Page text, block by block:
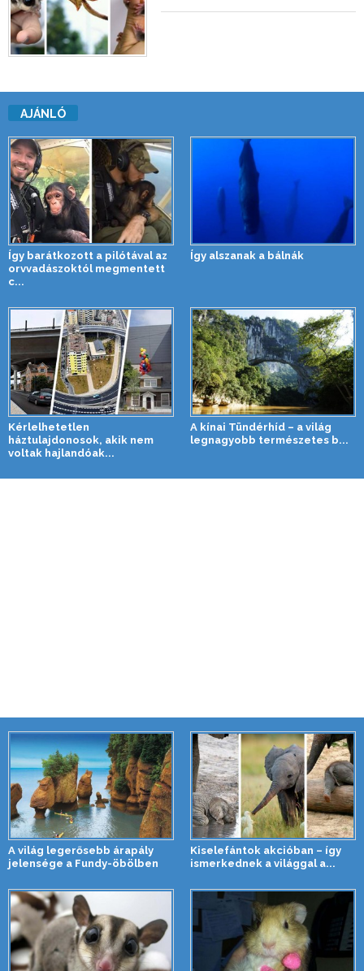
AJÁNLÓ
Így barátkozott a pilótával az
orvvadászoktól megmentett
c...
Így alszanak a bálnák
Kérlelhetetlen
háztulajdonosok, akik nem
voltak hajlandóak...
A kínai Tündérhíd – a világ
legnagyobb természetes b...
A világ legerősebb árapály
jelensége a Fundy-öbölben
Kiselefántok akcióban – így
ismerkednek a világgal a...